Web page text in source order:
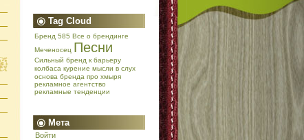
Tag Cloud
Бренд 585 Все о брендинге
Меченосец Песни
Сильный бренд к барьеру
колбаса курение мысли в слух
основа бренда про хмыря
рекламное агентство
рекламные тенденции
Мета
Войти